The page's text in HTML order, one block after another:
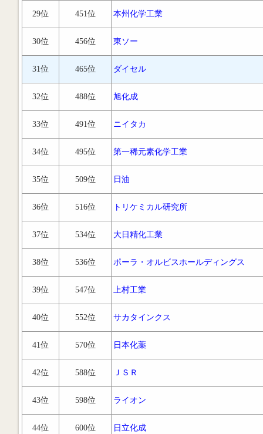
29位 451位 本州化学工業
30位 456位 東ソー
31位 465位 ダイセル
32位 488位 旭化成
33位 491位 ニイタカ
34位 495位 第一稀元素化学工業
35位 509位 日油
36位 516位 トリケミカル研究所
37位 534位 大日精化工業
38位 536位 ポーラ・オルビスホールディングス
39位 547位 上村工業
40位 552位 サカタインクス
41位 570位 日本化薬
42位 588位 ＪＳＲ
43位 598位 ライオン
44位 600位 日立化成